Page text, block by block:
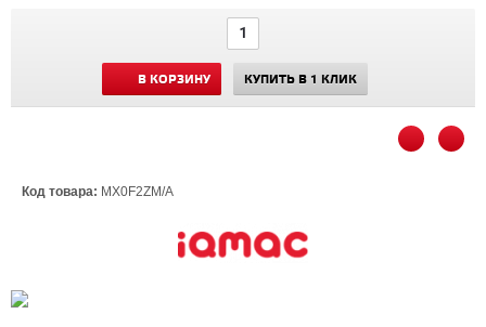
В КОРЗИНУ КУПИТЬ В 1 КЛИК
Код товара: MX0F2ZM/A